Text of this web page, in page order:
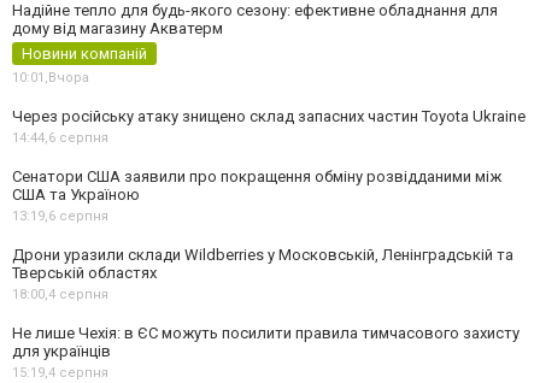
Надійне тепло для будь-якого сезону: ефективне обладнання для
дому від магазину Акватерм
Новини компаній
10:01, Вчора
Через російську атаку знищено склад запасних частин Toyota Ukraine
14:44,6 серпня
Сенатори США заявили про покращення обміну розвідданими між
США та Україною
13:19,6 серпня
Дрони уразили склади Wildberries у Московській, Ленінградській та
Тверській областях
18:00,4 серпня
Не лише Чехія: в ЄС можуть посилити правила тимчасового захисту
для українців
15:19,4 серпня